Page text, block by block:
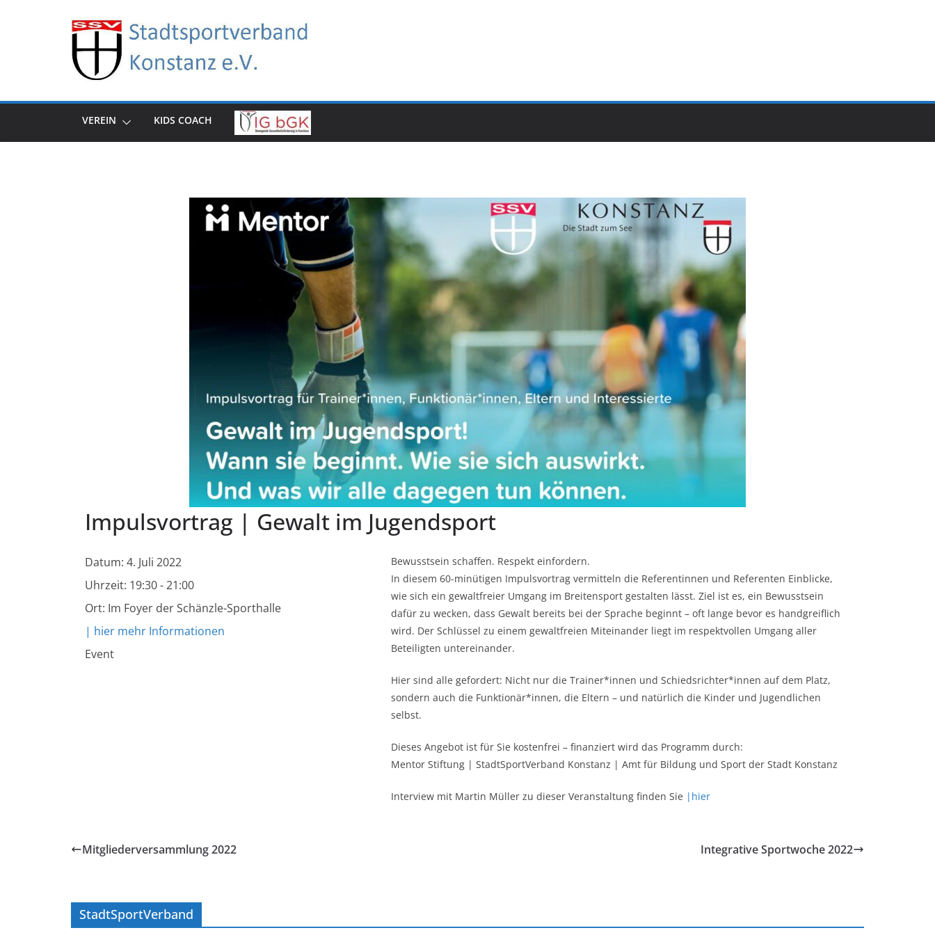
VEREIN KIDS COACH
Impulsvortrag | Gewalt im Jugendsport
Datum: 4. Juli 2022
Uhrzeit: 19:30 - 21:00
Ort: Im Foyer der Schänzle-Sporthalle
| hier mehr Informationen
Event
Bewusstsein schaffen. Respekt einfordern.
In diesem 60-minütigen Impulsvortrag vermitteln die Referentinnen und Referenten Einblicke,
wie sich ein gewaltfreier Umgang im Breitensport gestalten lässt. Ziel ist es, ein Bewusstsein
dafür zu wecken, dass Gewalt bereits bei der Sprache beginnt – oft lange bevor es handgreiflich
wird. Der Schlüssel zu einem gewaltfreien Miteinander liegt im respektvollen Umgang aller
Beteiligten untereinander.
Hier sind alle gefordert: Nicht nur die Trainer*innen und Schiedsrichter*innen auf dem Platz,
sondern auch die Funktionär*innen, die Eltern – und natürlich die Kinder und Jugendlichen
selbst.
Dieses Angebot ist für Sie kostenfrei – ﬁnanziert wird das Programm durch:
Mentor Stiftung | StadtSportVerband Konstanz | Amt für Bildung und Sport der Stadt Konstanz
Interview mit Martin Müller zu dieser Veranstaltung finden Sie |hier
Mitgliederversammlung 2022 Integrative Sportwoche 2022
StadtSportVerband